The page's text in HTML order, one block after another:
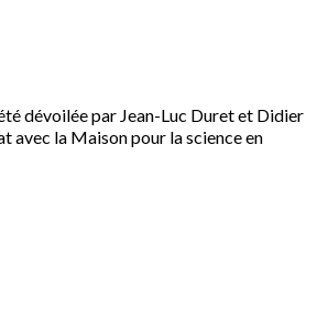
dévoilée par Jean-Luc Duret et Didier
avec la Maison pour la science en